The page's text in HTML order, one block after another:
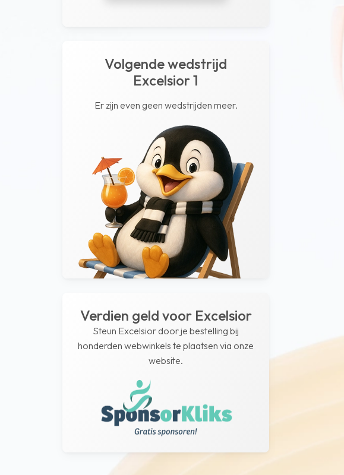
Volgende wedstrijd
Excelsior 1
Er zijn even geen wedstrijden meer.
Verdien geld voor Excelsior
Steun Excelsior door je bestelling bij
honderden webwinkels te plaatsen via onze
website.